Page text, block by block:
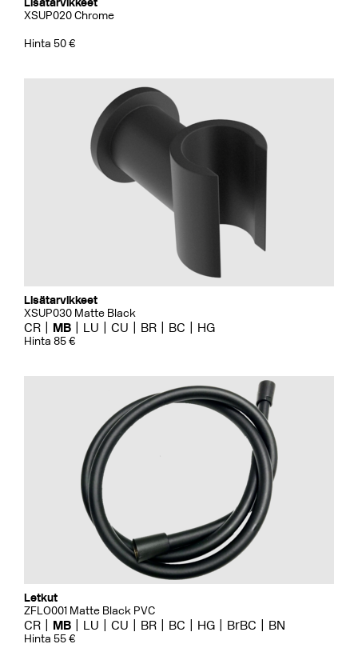
Lisätarvikkeet
XSUP020 Chrome
Hinta 50 €
Lisätarvikkeet
XSUP030 Matte Black
CR MB LU CU BR BC HG
Hinta 85 €
Letkut
ZFLO001 Matte Black PVC
CR MB LU CU BR BC HG BrBC BN
Hinta 55 €